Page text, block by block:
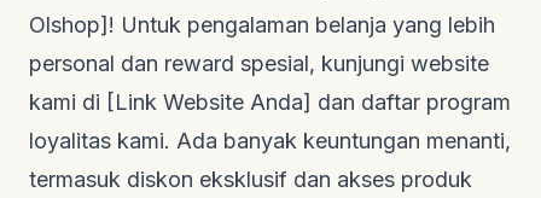
Olshop]! Untuk pengalaman belanja yang lebih
personal dan reward spesial, kunjungi website
kami di [Link Website Anda] dan daftar program
loyalitas kami. Ada banyak keuntungan menanti,
termasuk diskon eksklusif dan akses produk